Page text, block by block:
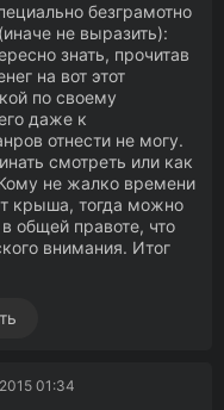
безграмотно
не выразить):
знать, прочитав
на вот этот
по своему
даже к
отнести не могу.
смотреть или как
не жалко времени
крыша, тогда можно
общей правоте, что
внимания. Итог
01:34